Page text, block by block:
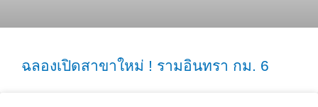
ฉลองเปิดสาขาใหม่ ! รามอินทรา กม. 6